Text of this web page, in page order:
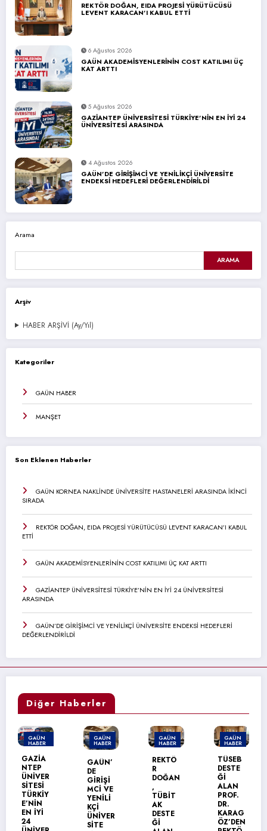
REKTÖR DOĞAN, EIDA PROJESİ YÜRÜTÜCÜSÜ
LEVENT KARACAN’I KABUL ETTİ
6 Ağustos 2026
GAÜN AKADEMİSYENLERİNİN COST KATILIMI ÜÇ
KAT ARTTI
5 Ağustos 2026
GAZİANTEP ÜNİVERSİTESİ TÜRKİYE’NİN EN İYİ 24
ÜNİVERSİTESİ ARASINDA
4 Ağustos 2026
GAÜN’DE GİRİŞİMCİ VE YENİLİKÇİ ÜNİVERSİTE
ENDEKSİ HEDEFLERİ DEĞERLENDİRİLDİ
Arama
ARAMA
Arşiv
HABER ARŞİVİ (Ay/Yıl)
Kategoriler
GAÜN HABER
MANŞET
Son Eklenen Haberler
GAÜN KORNEA NAKLİNDE ÜNİVERSİTE HASTANELERİ ARASINDA İKİNCİ
SIRADA
REKTÖR DOĞAN, EIDA PROJESİ YÜRÜTÜCÜSÜ LEVENT KARACAN’I KABUL
ETTİ
GAÜN AKADEMİSYENLERİNİN COST KATILIMI ÜÇ KAT ARTTI
GAZİANTEP ÜNİVERSİTESİ TÜRKİYE’NİN EN İYİ 24 ÜNİVERSİTESİ
ARASINDA
GAÜN’DE GİRİŞİMCİ VE YENİLİKÇİ ÜNİVERSİTE ENDEKSİ HEDEFLERİ
DEĞERLENDİRİLDİ
Diğer Haberler
GAÜN
HABER
GAÜN’
DE
GİRİŞİ
MCİ VE
YENİLİ
KÇİ
ÜNİVER
SİTE
GAÜN
HABER
REKTÖ
R
DOĞAN
,
TÜBİT
AK
DESTE
Ğİ
GAÜN
HABER
TÜSEB
DESTE
Ğİ
PROF.
DR.
KARAG
ÖZ’DEN
GAÜN
HABER
GAÜN
TEKNİK
BİLİML
ER
MESLEK
YÜKSEK
OKULU’
NDA